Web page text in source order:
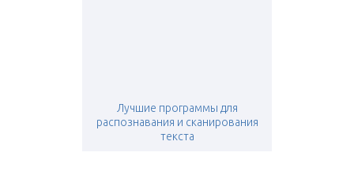
Лучшие программы для
распознавания и сканирования
текста